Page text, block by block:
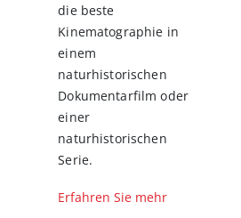
die beste
Kinematographie in
einem
naturhistorischen
Dokumentarfilm oder
einer
naturhistorischen
Serie.
Erfahren Sie mehr